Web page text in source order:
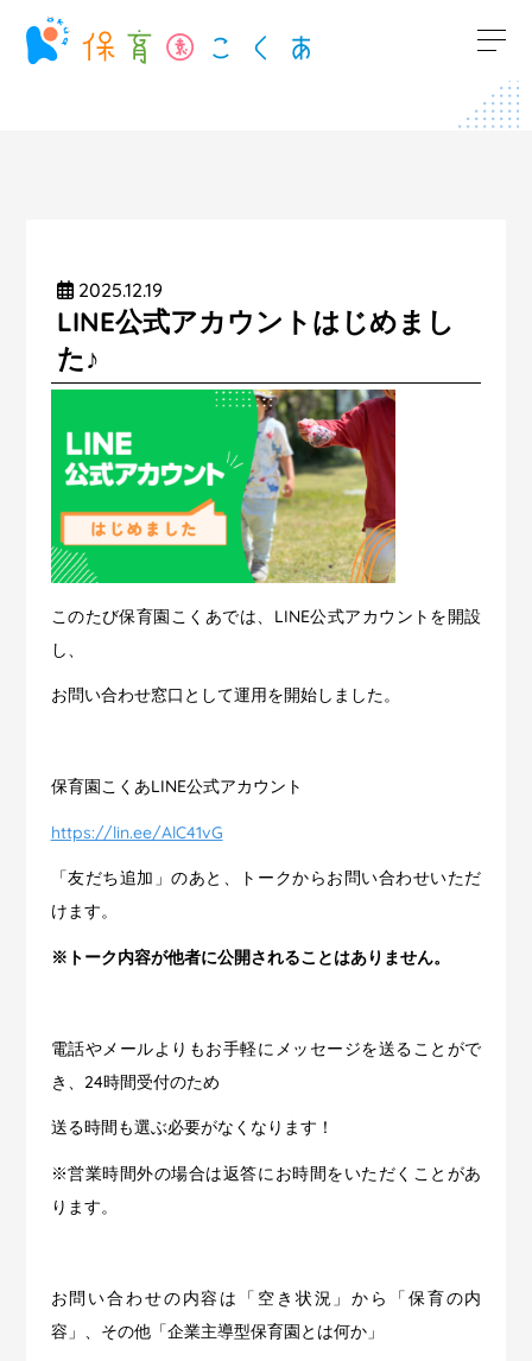
2025.12.19
LINE公式アカウントはじめまし
た♪
このたび保育園こくあでは、LINE公式アカウントを開設
し、
お問い合わせ窓口として運用を開始しました。
保育園こくあLINE公式アカウント
https://lin.ee/AlC41vG
「友だち追加」のあと、トークからお問い合わせいただ
けます。
※トーク内容が他者に公開されることはありません。
電話やメールよりもお手軽にメッセージを送ることがで
き、24時間受付のため
送る時間も選ぶ必要がなくなります！
※営業時間外の場合は返答にお時間をいただくことがあ
ります。
お問い合わせの内容は「空き状況」から「保育の内
容」、その他「企業主導型保育園とは何か」